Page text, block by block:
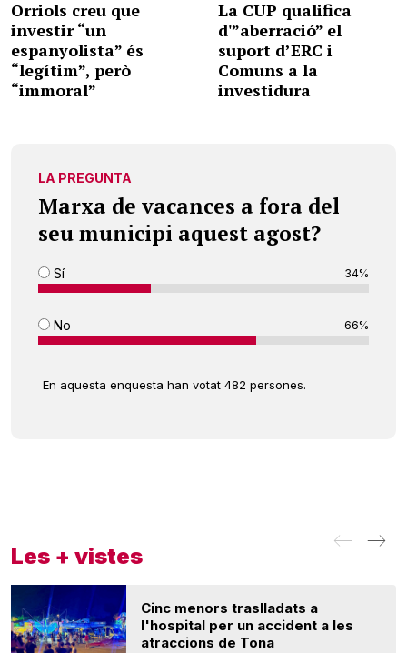
Orriols creu que
investir “un
espanyolista” és
“legítim”, però
“immoral”
La CUP qualifica
d'”aberració” el
suport d’ERC i
Comuns a la
investidura
LA PREGUNTA
Marxa de vacances a fora del
seu municipi aquest agost?
Sí 34%
No 66%
En aquesta enquesta han votat 482 persones.
Les + vistes
Cinc menors traslladats a
l'hospital per un accident a les
atraccions de Tona